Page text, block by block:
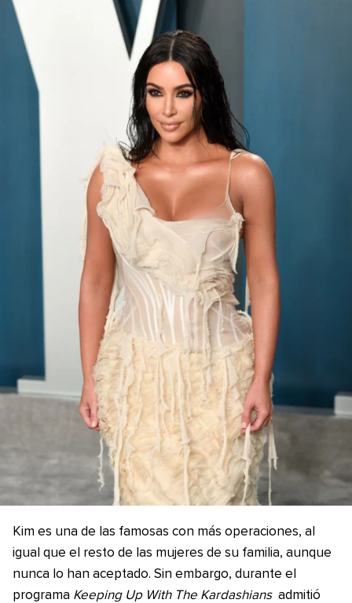
Kim es una de las famosas con más operaciones, al
igual que el resto de las mujeres de su familia, aunque
nunca lo han aceptado. Sin embargo, durante el
programa Keeping Up With The Kardashians admitió